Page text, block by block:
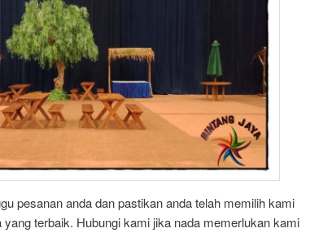
pesanan anda dan pastikan anda telah memilih kami
terbaik. Hubungi kami jika nada memerlukan kami